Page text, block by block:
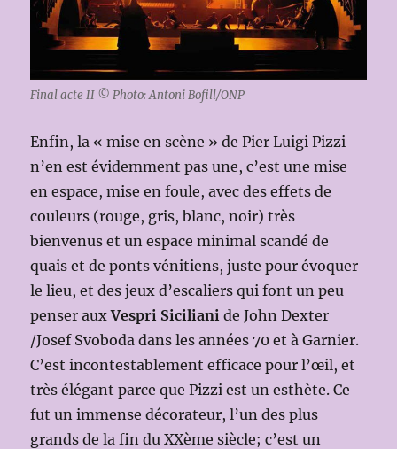
Final acte II © Photo: Antoni Bofill/ONP
Enfin, la « mise en scène » de Pier Luigi Pizzi
n’en est évidemment pas une, c’est une mise
en espace, mise en foule, avec des effets de
couleurs (rouge, gris, blanc, noir) très
bienvenus et un espace minimal scandé de
quais et de ponts vénitiens, juste pour évoquer
le lieu, et des jeux d’escaliers qui font un peu
penser auxVespri Siciliani de John Dexter
/Josef Svoboda dans les années 70 et à Garnier.
C’est incontestablement efficace pour l’œil, et
très élégant parce que Pizzi est un esthète. Ce
fut un immense décorateur, l’un des plus
grands de la fin du XXème siècle; c’est un